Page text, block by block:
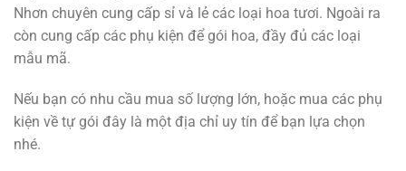
Nhơn chuyên cung cấp sỉ và lẻ các loại hoa tươi. Ngoài ra
còn cung cấp các phụ kiện để gói hoa, đầy đủ các loại
mẫu mã.
Nếu bạn có nhu cầu mua số lượng lớn, hoặc mua các phụ
kiện về tự gói đây là một địa chỉ uy tín để bạn lựa chọn
nhé.